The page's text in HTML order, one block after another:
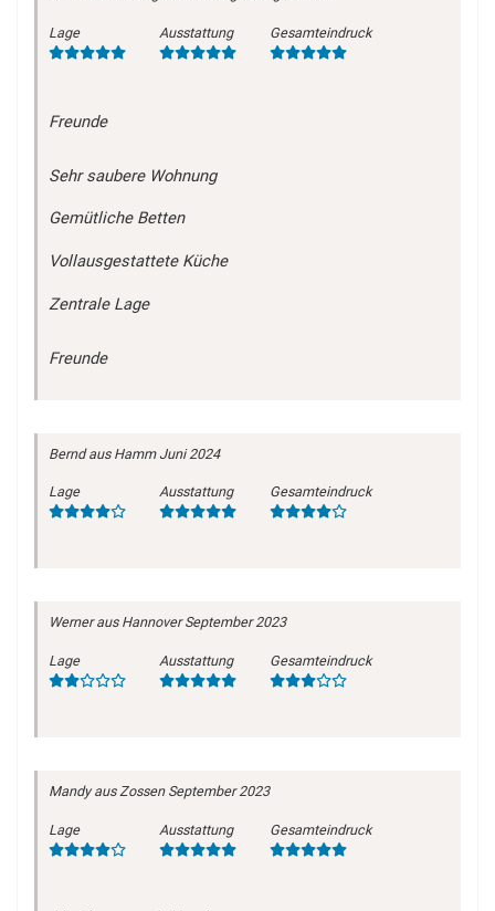
Lage Ausstattung Gesamteindruck
Freunde
Sehr saubere Wohnung
Gemütliche Betten
Vollausgestattete Küche
Zentrale Lage
Freunde
Berndaus Hamm Juni 2024
Lage Ausstattung Gesamteindruck
Werneraus Hannover September 2023
Lage Ausstattung Gesamteindruck
Mandyaus Zossen September 2023
Lage Ausstattung Gesamteindruck